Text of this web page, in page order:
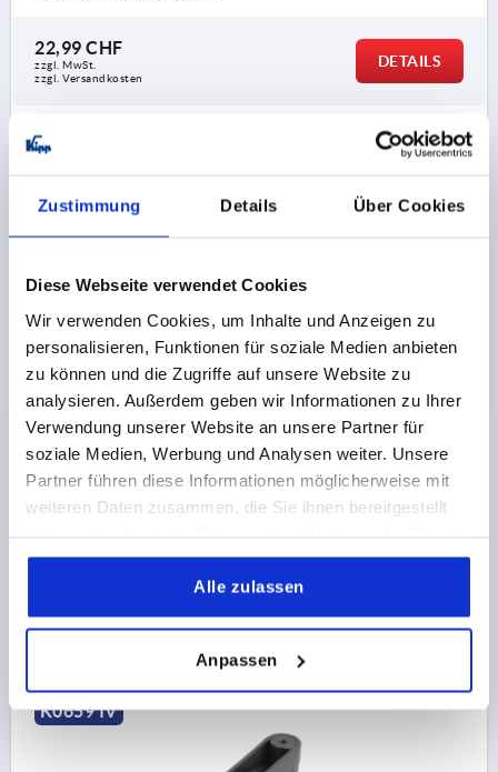
Zustimmung Details Über Cookies
Diese Webseite verwendet Cookies
Wir verwenden Cookies, um Inhalte und Anzeigen zu
personalisieren, Funktionen für soziale Medien anbieten
zu können und die Zugriffe auf unsere Website zu
analysieren. Außerdem geben wir Informationen zu Ihrer
Verwendung unserer Website an unsere Partner für
soziale Medien, Werbung und Analysen weiter. Unsere
Partner führen diese Informationen möglicherweise mit
weiteren Daten zusammen, die Sie ihnen bereitgestellt
gesammelt haben.
Alle zulassen
Anpassen
22,99 CHF
zzgl. MwSt.
zzgl. Versandkosten
DETAILS
K0659 IV
HANDKURBEL OHNE QUERBOHRUNG,
INNENVIERKANT SW=14, A=125, H=139,5, FORM:D MIT
DREHBAREM GRIFF, THERMOPLAST SCHWARZGRAU,
KOMP:STAHL BRÜNIERT
Bestellnummer:K0659.4314
22,99 CHF
zzgl. MwSt.
DETAILS
K0659 IV